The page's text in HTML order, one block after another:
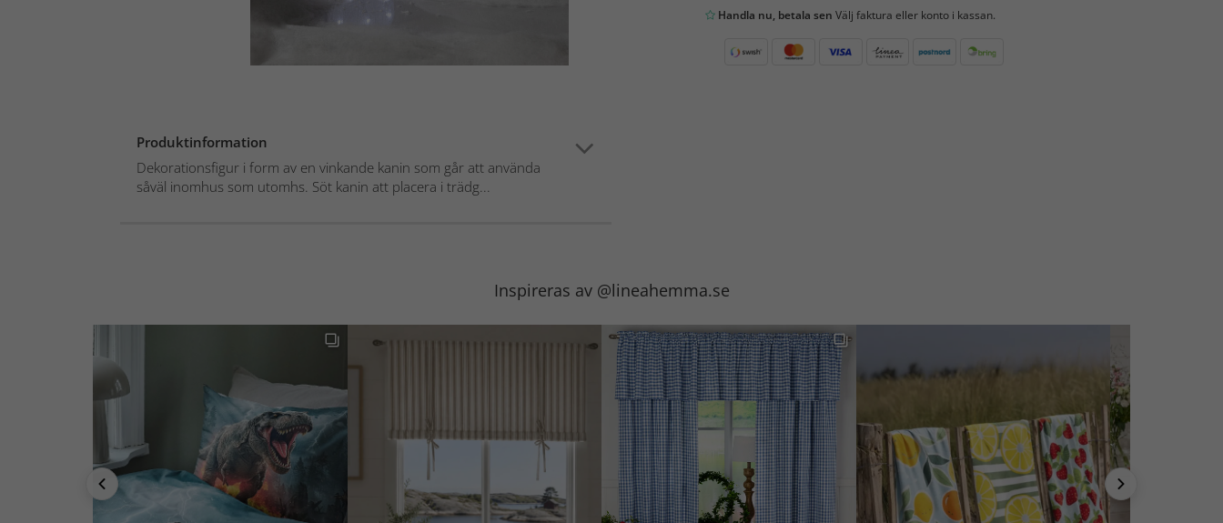
Produktinformation
Dekorationsfigur i form av en vinkande kanin som går att använda
såväl inomhus som utomhs. Söt kanin att placera i trädg...
Handla nu, betala sen Välj faktura eller konto i kassan.
Inspireras av @lineahemma.se